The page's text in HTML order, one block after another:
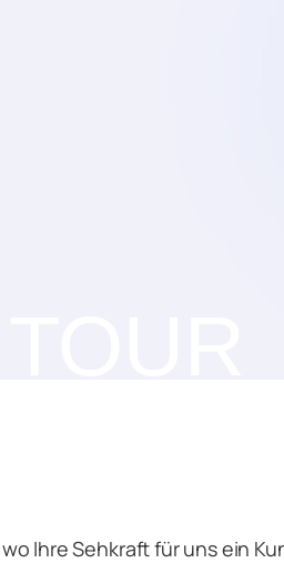
Ihre Sehkraft für uns ein